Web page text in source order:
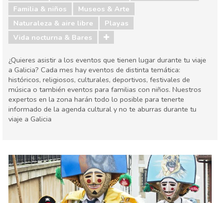
Familia & niños
Museos & Arte
Naturaleza & aire libre
Playas
Vida nocturna & Bares
¿Quieres asistir a los eventos que tienen lugar durante tu viaje
a Galicia? Cada mes hay eventos de distinta temática:
históricos, religiosos, culturales, deportivos, festivales de
música o también eventos para familias con niños. Nuestros
expertos en la zona harán todo lo posible para tenerte
informado de la agenda cultural y no te aburras durante tu
viaje a Galicia
Agenda de eventos
Comida & Restaurantes
Compras
Deporte & aventura
Dónde quedarse
Familia & niños
Museos & Arte